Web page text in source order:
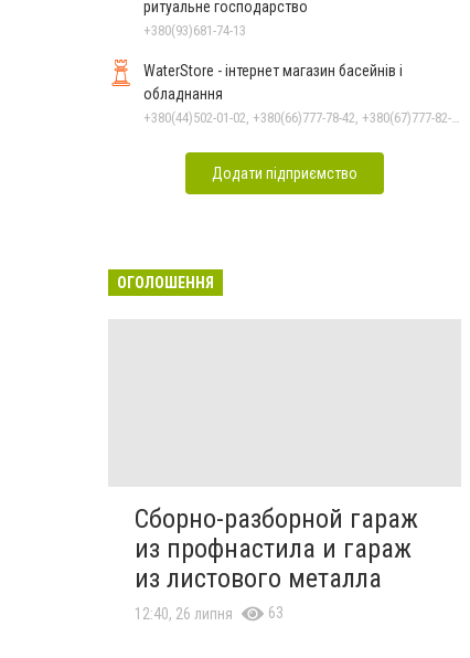
ритуальне господарство
+380(93)681-74-13
WaterStore - інтернет магазин басейнів і
обладнання
+380(44)502-01-02, +380(66)777-78-42, +380(67)777-82-19, +380(67)890-80-80, +380(73)890-80-80, +380(44)502-01-03
Додати підприємство
ОГОЛОШЕННЯ
Сборно-разборной гараж
из профнастила и гараж
из листового металла
12:40, 26 липня 63